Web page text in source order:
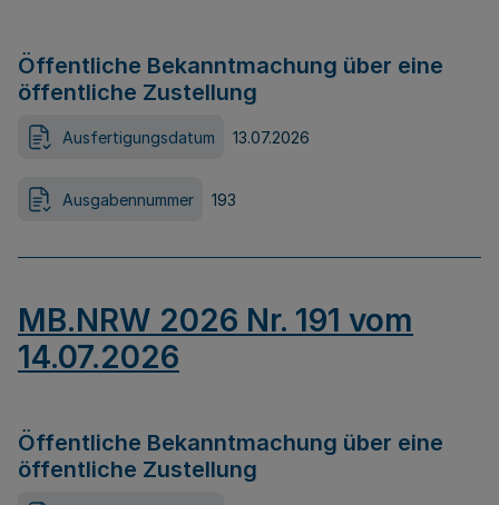
Öffentliche Bekanntmachung über eine
öffentliche Zustellung
Ausfertigungsdatum 13.07.2026
Ausgabennummer 193
MB.NRW 2026 Nr. 191 vom
14.07.2026
Öffentliche Bekanntmachung über eine
öffentliche Zustellung